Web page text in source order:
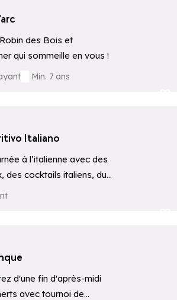
des Bois et
qui sommeille en vous !
Min. 7 ans
Italiano
à l’italienne avec des
des cocktails italiens, du
d'une fin d'après-midi
avec tournoi de